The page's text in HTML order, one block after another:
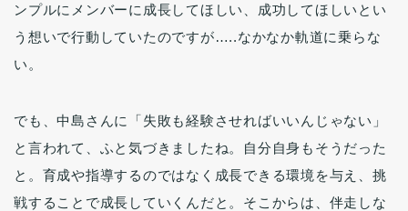
ンプルにメンバーに成長してほしい、成功してほしいとい
う想いで行動していたのですが…..なかなか軌道に乗らな
い。
でも、中島さんに「失敗も経験させればいいんじゃない」
と言われて、ふと気づきましたね。自分自身もそうだった
と。育成や指導するのではなく成長できる環境を与え、挑
戦することで成長していくんだと。そこからは、伴走しな